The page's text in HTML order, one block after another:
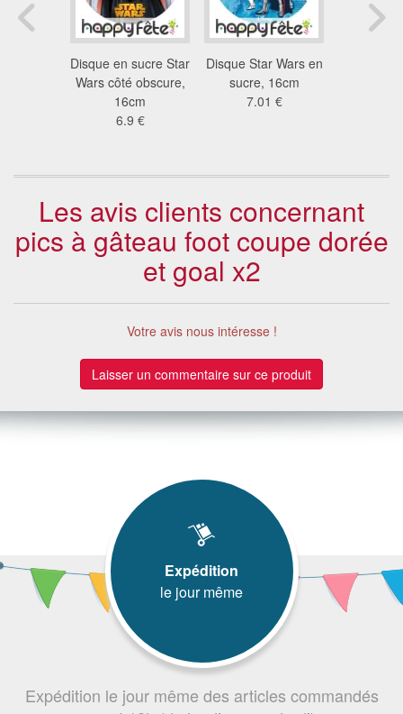
Disque en sucre Star
Wars côté obscure,
16cm
6.9 €
Disque Star Wars en
sucre, 16cm
7.01 €
Les avis clients concernant
pics à gâteau foot coupe dorée
et goal x2
Votre avis nous intéresse !
Laisser un commentaire sur ce produit
Expédition
le jour même
Expédition le jour même des articles commandés